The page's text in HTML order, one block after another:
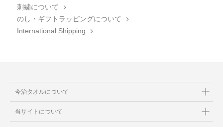
刺繍について
のし・ギフトラッピングについて
International Shipping
今治タオルについて
当サイトについて